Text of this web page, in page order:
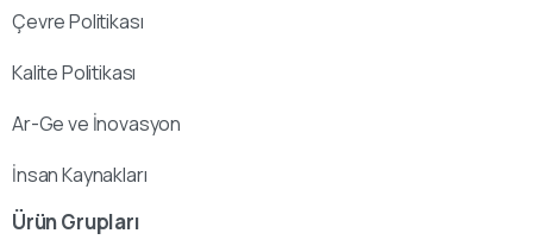
Çevre Politikası
Kalite Politikası
Ar-Ge ve İnovasyon
İnsan Kaynakları
Ürün Grupları